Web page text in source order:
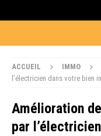
ACCUEIL IMMO
l’électricien dans votre bien
Amélioration
par